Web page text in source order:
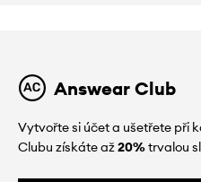
Answear Club
Vytvořte si účet a ušetřete při
Clubu získáte až20%trvalou